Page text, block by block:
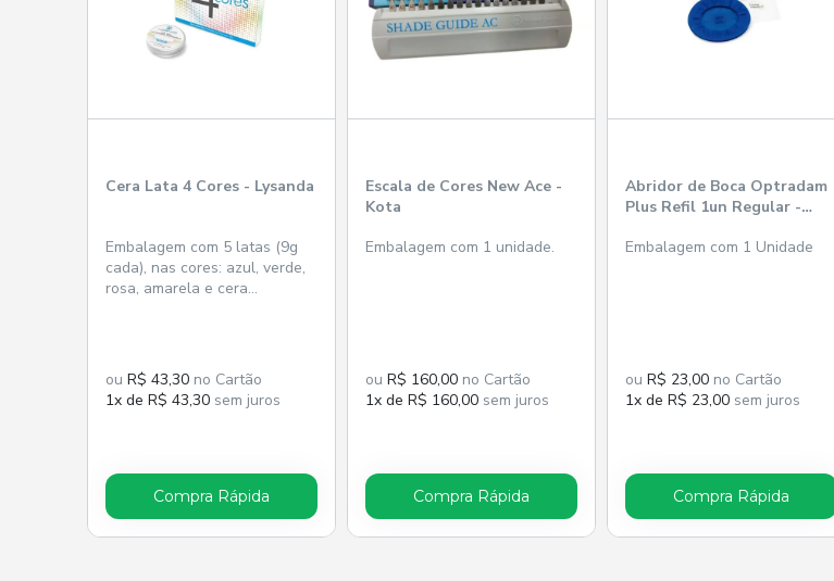
Cera Lata 4 Cores - Lysanda
Embalagem com 5 latas (9g
cada), nas cores: azul, verde,
rosa, amarela e cera
ou R$ 43,30 no Cartão
1x de R$ 43,30 sem juros
Compra Rápida
Escala de Cores New Ace -
Kota
Embalagem com 1 unidade.
ou R$ 160,00 no Cartão
1x de R$ 160,00 sem juros
Compra Rápida
Abridor de Boca Optradam
Plus Refil 1un Regular -
Embalagem com 1 Unidade
ou R$ 23,00 no Cartão
1x de R$ 23,00 sem juros
Compra Rápida